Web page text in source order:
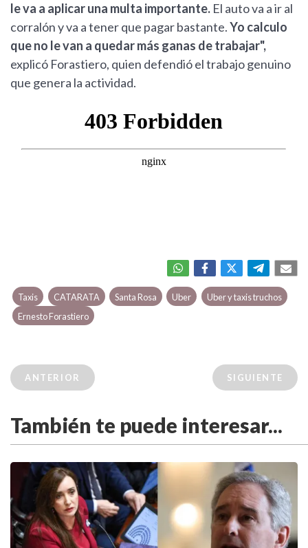
le va a aplicar una multa importante. El auto va a ir al
corralón y va a tener que pagar bastante.Yo calculo
que no le van a quedar más ganas de trabajar",
explicó Forastiero, quien defendió el trabajo genuino
que genera la actividad.
Taxis CATARATA Santa Rosa Uber
Uber y taxis truchos
Ernesto Forastiero
ANTERIOR SIGUIENTE
También te puede interesar...